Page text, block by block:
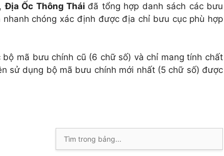
Địa Ốc Thông Thái đã tổng hợp danh sách các bưu
chóng xác định được địa chỉ bưu cục phù hợp
mã bưu chính cũ (6 chữ số) và chỉ mang tính chất
sử dụng bộ mã bưu chính mới nhất (5 chữ số) được